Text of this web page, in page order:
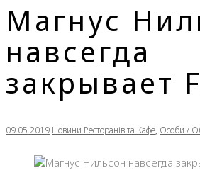
Магнус
навсегда
закрывает
09.05.2019 Новини Ресторанів та Кафе, Особи /